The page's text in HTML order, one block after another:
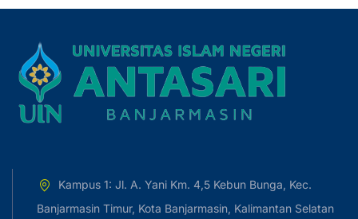
Kampus 1: Jl. A. Yani Km. 4,5 Kebun Bunga, Kec.
Banjarmasin Timur, Kota Banjarmasin, Kalimantan Selatan